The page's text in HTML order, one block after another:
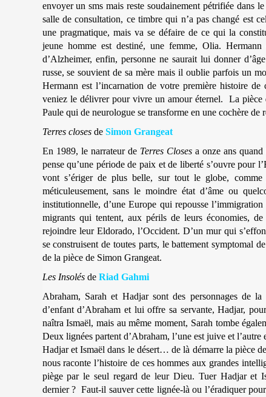
envoyer un sms mais reste soudainement pétrifiée dans
salle de consultation, ce timbre qui n’a pas changé est
une pragmatique, mais va se défaire de ce qui la
jeune homme est destiné, une femme, Olia.
d’Alzheimer, enfin, personne ne saurait lui donner
russe, se souvient de sa mère mais il oublie parfois un
Hermann est l’incarnation de votre première histoire
veniez le délivrer pour vivre un amour éternel. La
Paule qui de neurologue se transforme en une cochère de
Terres closesde Simon Grangeat
En 1989, le narrateur de Terres Closesa onze ans quand
pense qu’une période de paix et de liberté s’ouvre pour
vont s’ériger de plus belle, sur tout le globe, comme
méticuleusement, sans le moindre état d’âme ou
institutionnelle, d’une Europe qui repousse
migrants qui tentent, aux périls de leurs économies,
rejoindre leur Eldorado, l’Occident. D’un mur qui
se construisent de toutes parts, le battement symptomal
de la pièce de Simon Grangeat.
Les Insolésde Riad Gahmi
Abraham, Sarah et Hadjar sont des personnages de
d’enfant d’Abraham et lui offre sa servante, Hadjar,
naîtra Ismaël, mais au même moment, Sarah tombe
Deux lignées partent d’Abraham, l’une est juive et
Hadjar et Ismaël dans le désert… de là démarre la pièce
nous raconte l’histoire de ces hommes aux grandes
piège par le seul regard de leur Dieu. Tuer Hadjar et
dernier ? Faut-il sauver cette lignée-là ou l’éradiquer